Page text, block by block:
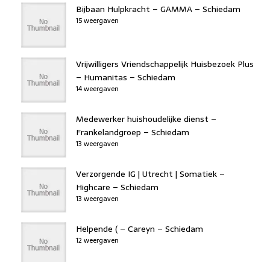
Bijbaan Hulpkracht – GAMMA – Schiedam
15 weergaven
Vrijwilligers Vriendschappelijk Huisbezoek Plus
– Humanitas – Schiedam
14 weergaven
Medewerker huishoudelijke dienst –
Frankelandgroep – Schiedam
13 weergaven
Verzorgende IG | Utrecht | Somatiek –
Highcare – Schiedam
13 weergaven
Helpende ( – Careyn – Schiedam
12 weergaven